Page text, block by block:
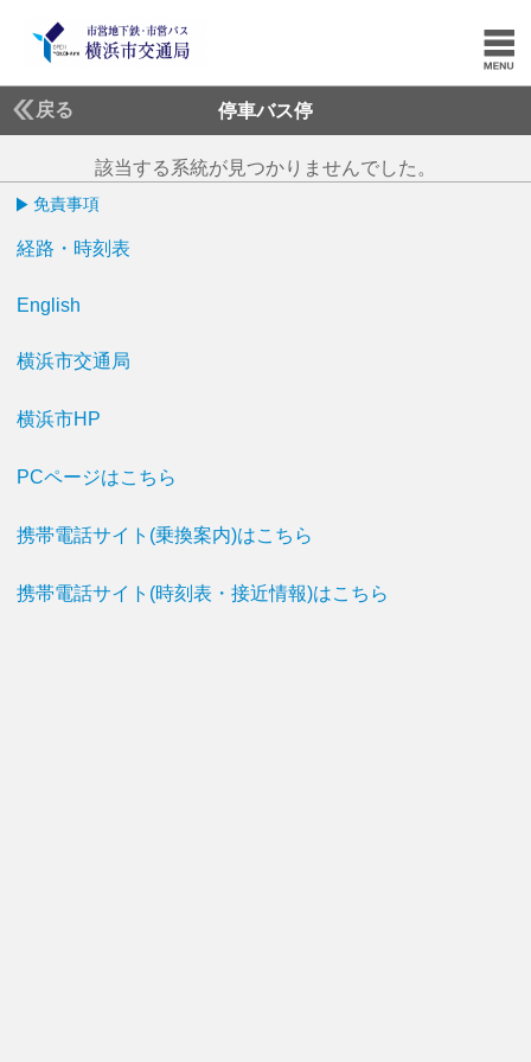
戻る 停車バス停
該当する系統が見つかりませんでした。
免責事項
経路・時刻表
English
横浜市交通局
横浜市HP
PCページはこちら
携帯電話サイト(乗換案内)はこちら
携帯電話サイト(時刻表・接近情報)はこちら